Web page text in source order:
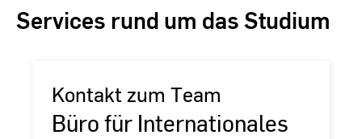
Services rund um das Studium
Kontakt zum Team
Büro für Internationales